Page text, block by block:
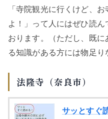
「寺院観光に行くけど、
よ！」って人にはぜひ読
おります。（ただし、既
る知識がある方には物足り
法隆寺（奈良市）
サッとすぐ